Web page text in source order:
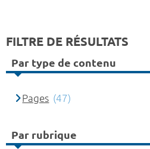
FILTRE DE RÉSULTATS
Par type de contenu
Pages (47)
Par rubrique